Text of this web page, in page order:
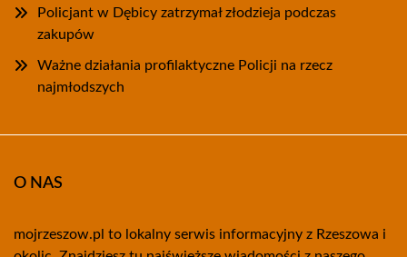
Policjant w Dębicy zatrzymał złodzieja podczas
zakupów
Ważne działania profilaktyczne Policji na rzecz
najmłodszych
O NAS
mojrzeszow.pl to lokalny serwis informacyjny z Rzeszowa i